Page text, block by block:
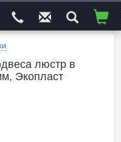
люстр в
Экопласт